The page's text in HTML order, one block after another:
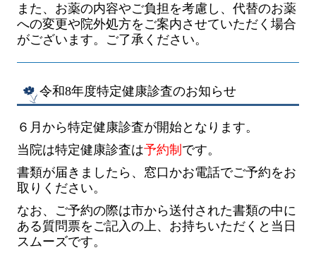
また、お薬の内容やご負担を考慮し、代替のお薬
への変更や院外処方をご案内させていただく場合
がございます。ご了承ください。
令和8年度特定健康診査のお知らせ
６月から特定健康診査が開始となります。
当院は特定健康診査は予約制 です。
書類が届きましたら、窓口かお電話でご予約をお
取りください。
なお、ご予約の際は市から送付された書類の中に
ある質問票をご記入の上、お持ちいただくと当日
スムーズです。